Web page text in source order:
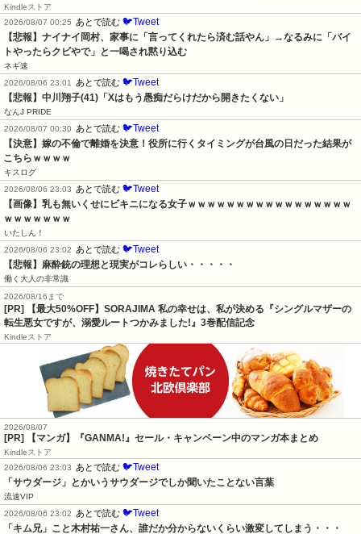
Kindleストア
2026/08/07 00:25
あとで読む 🐦Tweet
【悲報】ナイナイ岡村、家事に「言ってくれたら済む話やん」→なるみに「バイ
トやったらクビやで」と一喝され黙り込む
ネギ速
2026/08/06 23:01
あとで読む 🐦Tweet
【悲報】中川翔子(41)「Xはもう愚痴だらけだから開きたくない」
なんJ PRIDE
2026/08/07 00:30
あとで読む 🐦Tweet
【決意】嫁の不倫で離婚を決意！役所に行くタイミングが台風の日だった結果が
こちらｗｗｗｗ
キスログ
2026/08/06 23:03
あとで読む 🐦Tweet
【画像】乳も無いくせにビキニになる女子ｗｗｗｗｗｗｗｗｗｗｗｗｗｗｗｗｗ
ｗｗｗｗｗｗｗ
いたしん！
2026/08/06 23:02
あとで読む 🐦Tweet
【悲報】麻酔銃の理想と現実がコレらしい・・・・・
働く大人の非常識
2026/08/16まで
[PR] 【最大50%OFF】SORAJIMA 私の幸せは、私が決める『シングルマザーの
転生悪女ですが、溺愛ルートつかみました!』3巻配信記念
Kindleストア
2026/08/07
[PR] 【マンガ】『GANMA!』セール・キャンペーン中のマンガ本まとめ
Kindleストア
2026/08/06 23:03
あとで読む 🐦Tweet
「サウダージ」とかいうサウダージでしか聞いたことない言葉
流速VIP
2026/08/06 23:02
あとで読む 🐦Tweet
「キム兄」こと木村祐一さん、誰だか分からないくらい激変してしまう・・・